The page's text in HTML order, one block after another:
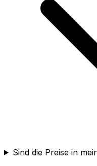
Sind die Preise in